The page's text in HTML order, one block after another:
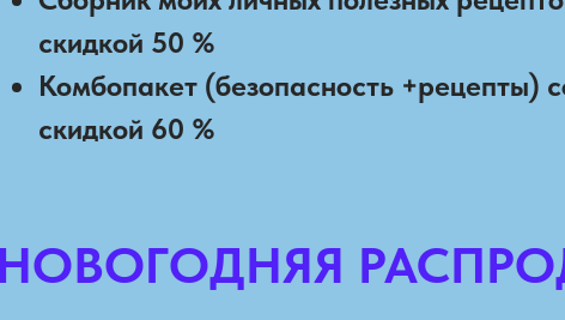
скидкой 50 %
Комбопакет (безопасность +рецепты)
скидкой 60 %
НОВОГОДНЯЯ